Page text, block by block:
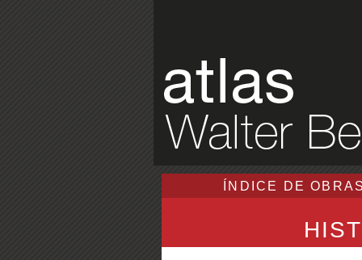
ÍNDICE DE